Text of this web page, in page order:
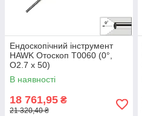
Ендоскопічний інструмент
HAWK Отоскоп T0060 (0°,
O2.7 x 50)
В наявності
18 761,95 ₴
21 320,40 ₴